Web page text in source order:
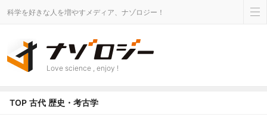
科学を好きな人を増やすメディア、ナゾロジー！
Love science , enjoy !
TOP 古代 歴史・考古学